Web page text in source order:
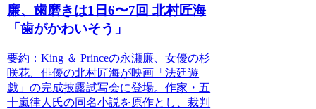
廉、歯磨きは1日6〜7回 北村匠海
「歯がかわいそう」
要約：King ＆ Princeの永瀬廉、女優の杉
咲花、俳優の北村匠海が映画「法廷遊
戯」の完成披露試写会に登場。作家・五
十嵐律人氏の同名小説を原作とし、裁判